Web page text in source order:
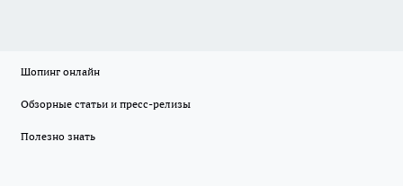
Шопинг онлайн
Обзорные статьи и пресс-релизы
Полезно знать